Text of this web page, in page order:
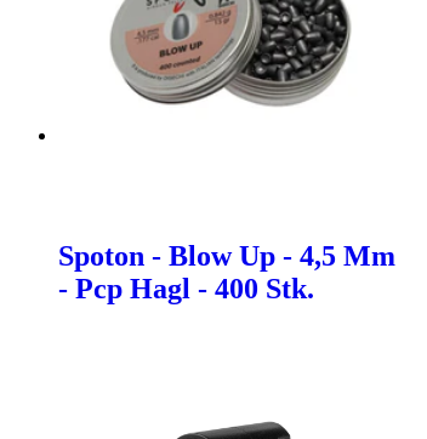
Spoton - Blow Up - 4,5 Mm
- Pcp Hagl - 400 Stk.